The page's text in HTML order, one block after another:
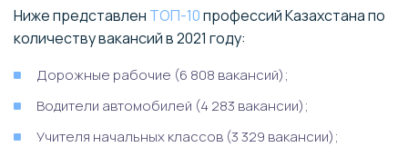
Ниже представлен ТОП-10профессий Казахстана по
количеству вакансий в 2021 году:
Дорожные рабочие (6 808 вакансий);
Водители автомобилей (4 283 вакансии);
Учителя начальных классов (3 329 вакансии);